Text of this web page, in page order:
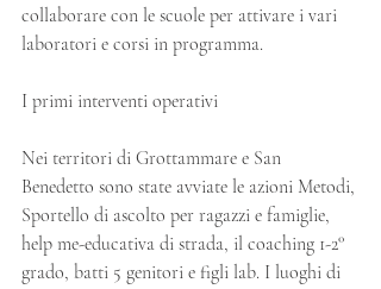
collaborare con le scuole per attivare i vari
laboratori e corsi in programma.
I primi interventi operativi
Nei territori di Grottammare e San
Benedetto sono state avviate le azioni Metodi,
Sportello di ascolto per ragazzi e famiglie,
help me-educativa di strada, il coaching 1-2°
grado, batti 5 genitori e figli lab. I luoghi di